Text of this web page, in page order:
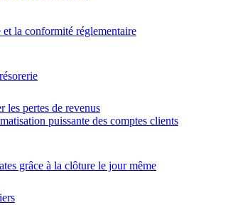
la conformité réglementaire
les pertes de revenus
puissante des comptes clients
grâce à la clôture le jour même